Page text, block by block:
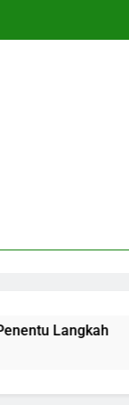
Streaming